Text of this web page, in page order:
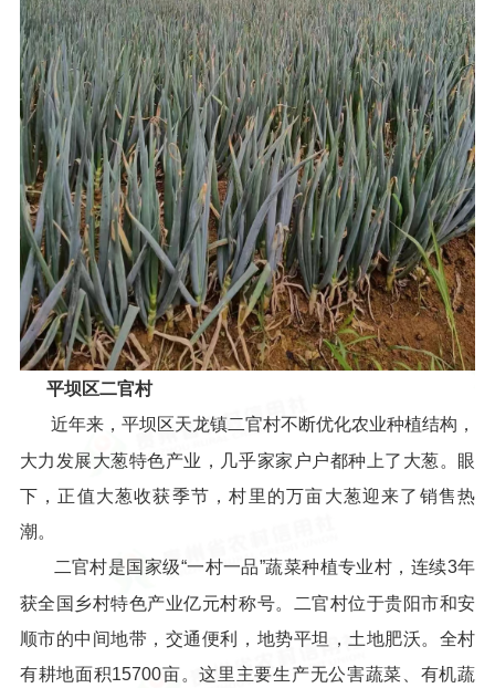
平坝区二官村
近年来，平坝区天龙镇二官村不断优化农业种植结构，
大力发展大葱特色产业，几乎家家户户都种上了大葱。眼
下，正值大葱收获季节，村里的万亩大葱迎来了销售热
潮。
二官村是国家级“一村一品”蔬菜种植专业村，连续3年
获全国乡村特色产业亿元村称号。二官村位于贵阳市和安
顺市的中间地带，交通便利，地势平坦，土地肥沃。全村
有耕地面积15700亩。这里主要生产无公害蔬菜、有机蔬